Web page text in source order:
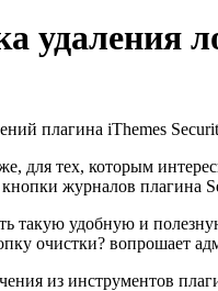
удаления
плагина iThemes
для тех, которым
журналов плагина
такую удобную и
очистки? вопрошает
из инструментов